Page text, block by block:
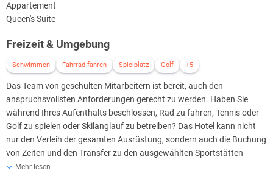
Appartement
Queen's Suite
Freizeit & Umgebung
Schwimmen Fahrrad fahren Spielplatz Golf +5
Das Team von geschulten Mitarbeitern ist bereit, auch den
anspruchsvollsten Anforderungen gerecht zu werden. Haben Sie
während Ihres Aufenthalts beschlossen, Rad zu fahren, Tennis oder
Golf zu spielen oder Skilanglauf zu betreiben? Das Hotel kann nicht
nur den Verleih der gesamten Ausrüstung, sondern auch die Buchung
von Zeiten und den Transfer zu den ausgewählten Sportstätten
organisieren. Das Sportgerätelager (Golfschläger, Fahrrad, Skier)
Mehr lesen